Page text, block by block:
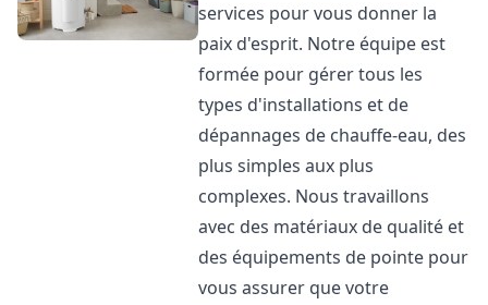
services pour vous donner la
paix d'esprit. Notre équipe est
formée pour gérer tous les
types d'installations et de
dépannages de chauffe-eau, des
plus simples aux plus
complexes. Nous travaillons
avec des matériaux de qualité et
des équipements de pointe pour
vous assurer que votre